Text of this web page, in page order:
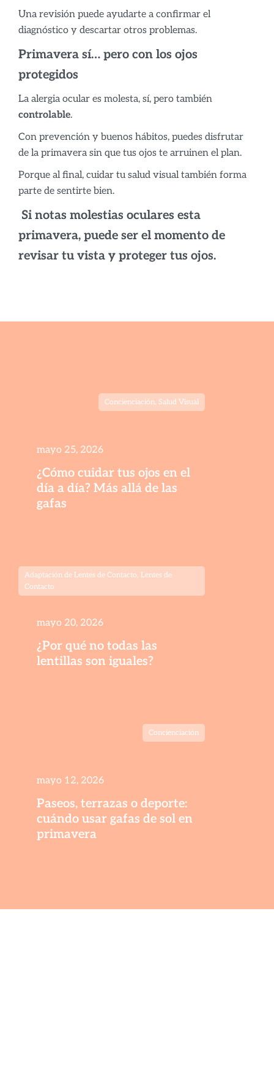
Una revisión puede ayudarte a confirmar el
diagnóstico y descartar otros problemas.
Primavera sí… pero con los ojos
protegidos
La alergia ocular es molesta, sí, pero también
controlable.
Con prevención y buenos hábitos, puedes disfrutar
de la primavera sin que tus ojos te arruinen el plan.
Porque al final, cuidar tu salud visual también forma
parte de sentirte bien.
Si notas molestias oculares esta
primavera, puede ser el momento de
revisar tu vista y proteger tus ojos.
mayo 25, 2026
Concienciación, Salud Visual
¿Cómo cuidar tus ojos en el
día a día? Más allá de las
gafas
mayo 20, 2026
Adaptación de Lentes de Contacto, Lentes de
Contacto
¿Por qué no todas las
lentillas son iguales?
mayo 12, 2026
Concienciación
Paseos, terrazas o deporte:
cuándo usar gafas de sol en
primavera